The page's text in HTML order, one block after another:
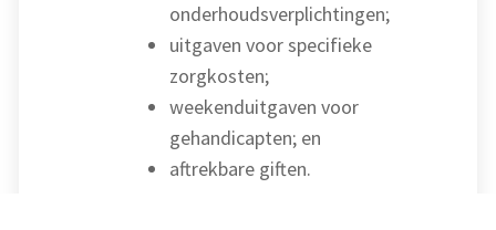
onderhoudsverplichtingen;
uitgaven voor specifieke
zorgkosten;
weekenduitgaven voor
gehandicapten; en
aftrekbare giften.